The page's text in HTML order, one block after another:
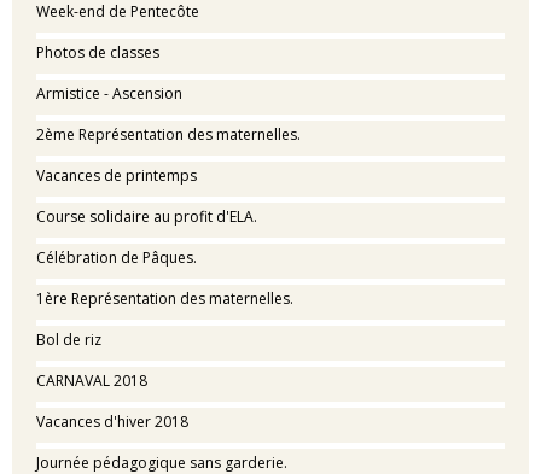
Week-end de Pentecôte
Photos de classes
Armistice - Ascension
2ème Représentation des maternelles.
Vacances de printemps
Course solidaire au profit d'ELA.
Célébration de Pâques.
1ère Représentation des maternelles.
Bol de riz
CARNAVAL 2018
Vacances d'hiver 2018
Journée pédagogique sans garderie.